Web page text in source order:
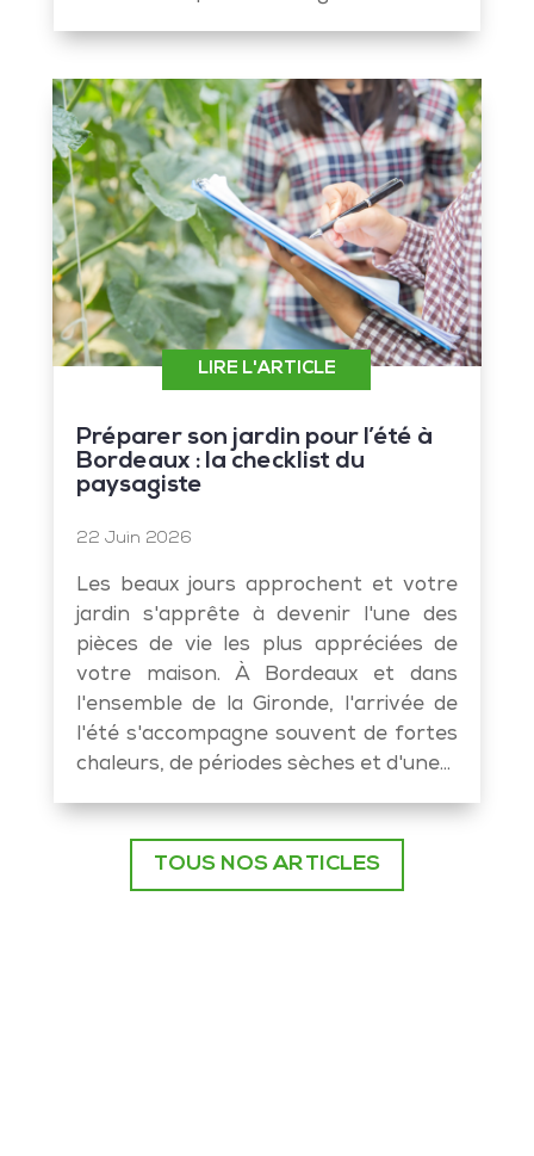
Préparer son jardin pour l’été à
Bordeaux : la checklist du
paysagiste
22 Juin 2026
Les beaux jours approchent et votre
jardin s'apprête à devenir l'une des
pièces de vie les plus appréciées de
votre maison. À Bordeaux et dans
l'ensemble de la Gironde, l'arrivée de
l'été s'accompagne souvent de fortes
chaleurs, de périodes sèches et d'une...
TOUS NOS ARTICLES